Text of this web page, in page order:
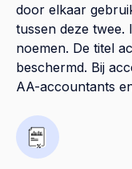
door elkaar
tussen deze twee.
noemen. De titel
beschermd. Bij
AA-accountants